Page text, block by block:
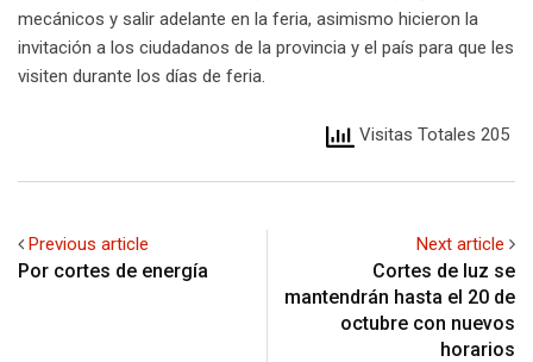
mecánicos y salir adelante en la feria, asimismo hicieron la
invitación a los ciudadanos de la provincia y el país para que les
visiten durante los días de feria.
Visitas Totales 205
Previous article
Por cortes de energía
Next article
Cortes de luz se
mantendrán hasta el 20 de
octubre con nuevos
horarios